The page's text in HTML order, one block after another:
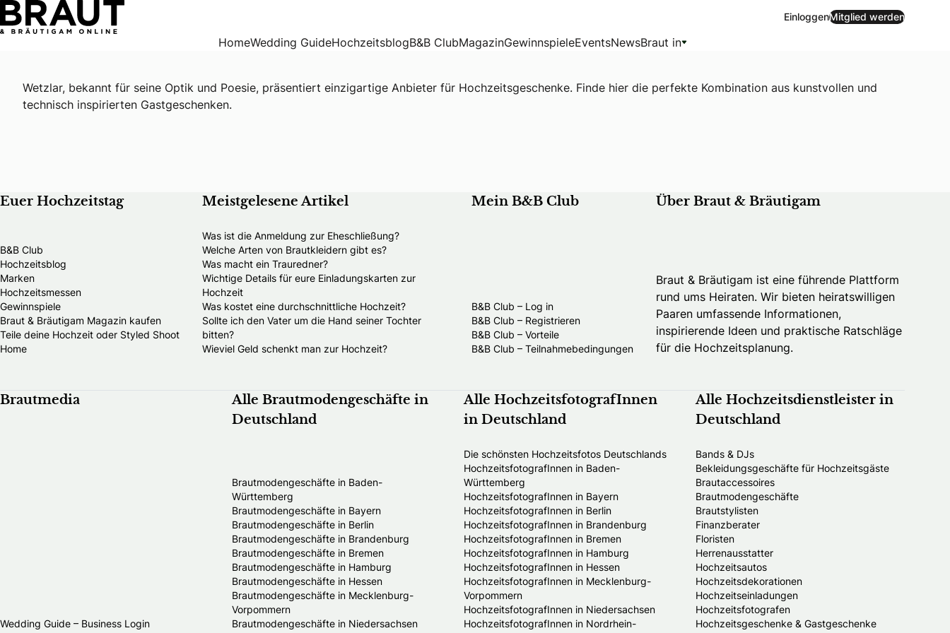
EinloggenMitglied werden
HomeWedding GuideHochzeitsblogB&B ClubMagazinGewinnspieleEventsNewsBraut in
Wetzlar, bekannt für seine Optik und Poesie, präsentiert einzigartige Anbieter für Hochzeitsgeschenke. Finde hier die perfekte Kombination aus kunstvollen und
technisch inspirierten Gastgeschenken.
Euer Hochzeitstag
B&B Club
Hochzeitsblog
Marken
Hochzeitsmessen
Gewinnspiele
Braut & Bräutigam Magazin kaufen
Teile deine Hochzeit oder Styled Shoot
Home
Meistgelesene Artikel
Was ist die Anmeldung zur Eheschließung?
Welche Arten von Brautkleidern gibt es?
Was macht ein Trauredner?
Wichtige Details für eure Einladungskarten zur
Hochzeit
Was kostet eine durchschnittliche Hochzeit?
Sollte ich den Vater um die Hand seiner Tochter
bitten?
Wieviel Geld schenkt man zur Hochzeit?
Mein B&B Club
B&B Club – Log in
B&B Club – Registrieren
B&B Club – Vorteile
B&B Club – Teilnahmebedingungen
Über Braut & Bräutigam
Braut & Bräutigam ist eine führende Plattform
rund ums Heiraten. Wir bieten heiratswilligen
Paaren umfassende Informationen,
inspirierende Ideen und praktische Ratschläge
für die Hochzeitsplanung.
Brautmedia
Wedding Guide – Business Login
Alle Brautmodengeschäfte in
Deutschland
Brautmodengeschäfte in Baden-
Württemberg
Brautmodengeschäfte in Bayern
Brautmodengeschäfte in Berlin
Brautmodengeschäfte in Brandenburg
Brautmodengeschäfte in Bremen
Brautmodengeschäfte in Hamburg
Brautmodengeschäfte in Hessen
Brautmodengeschäfte in Mecklenburg-
Vorpommern
Brautmodengeschäfte in Niedersachsen
Alle HochzeitsfotografInnen
in Deutschland
Die schönsten Hochzeitsfotos Deutschlands
HochzeitsfotografInnen in Baden-
Württemberg
HochzeitsfotografInnen in Bayern
HochzeitsfotografInnen in Berlin
HochzeitsfotografInnen in Brandenburg
HochzeitsfotografInnen in Bremen
HochzeitsfotografInnen in Hamburg
HochzeitsfotografInnen in Hessen
HochzeitsfotografInnen in Mecklenburg-
Vorpommern
HochzeitsfotografInnen in Niedersachsen
HochzeitsfotografInnen in Nordrhein-
Alle Hochzeitsdienstleister in
Deutschland
Bands & DJs
Bekleidungsgeschäfte für Hochzeitsgäste
Brautaccessoires
Brautmodengeschäfte
Brautstylisten
Finanzberater
Floristen
Herrenausstatter
Hochzeitsautos
Hochzeitsdekorationen
Hochzeitseinladungen
Hochzeitsfotografen
Hochzeitsgeschenke & Gastgeschenke